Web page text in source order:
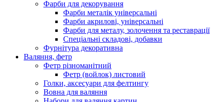
Фарби для декорування
Фарби металік універсальні
Фарби акрилові, універсальні
Фарби для металу, золочення та реставрації
Спеціальні складові, добавки
Фурнітура декоративна
Валяння, фетр
Фетр різноманітний
Фетр (войлок) листовий
Голки, аксесуари для фелтингу
Вовна для валяння